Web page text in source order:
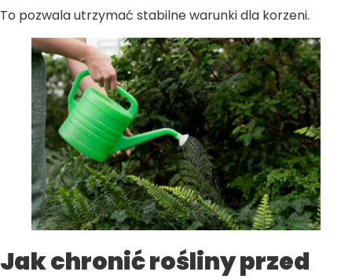
To pozwala utrzymać stabilne warunki dla korzeni.
Jak chronić rośliny przed